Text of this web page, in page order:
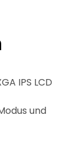
IPS LCD
und